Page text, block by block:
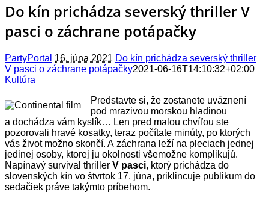
Do kín prichádza severský thriller V
pasci o záchrane potápačky
PartyPortal 16. júna 2021 Do kín prichádza severský thriller
V pasci o záchrane potápačky2021-06-16T14:10:32+02:00
Kultúra
Predstavte si, že zostanete uväznení
pod mrazivou morskou hladinou
a dochádza vám kyslík… Len pred malou chvíľou ste
pozorovali hravé kosatky, teraz počítate minúty, po ktorých
vás život možno skončí. A záchrana leží na pleciach jednej
jedinej osoby, ktorej ju okolnosti všemožne komplikujú.
Napínavý survival thriller V pasci, ktorý prichádza do
slovenských kín vo štvrtok 17. júna, priklincuje publikum do
sedačiek práve takýmto príbehom.